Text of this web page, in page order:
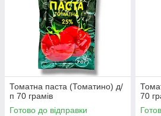
Томатна паста (Томатино) д/
п 70 грамів
Готово до відправки
70